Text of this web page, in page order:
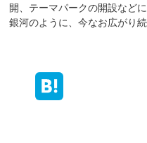
開、テーマパークの開設など
銀河のように、今なお広がり